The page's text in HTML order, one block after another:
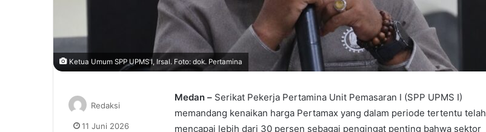
Ketua Umum SPP UPMS I, Irsal. Foto: dok. Pertamina
Medan – Serikat Pekerja Pertamina Unit Pemasaran I (SPP UPMS I)
memandang kenaikan harga Pertamax yang dalam periode tertentu telah
mencapai lebih dari 30 persen sebagai pengingat penting bahwa sektor
Redaksi
11 Juni 2026